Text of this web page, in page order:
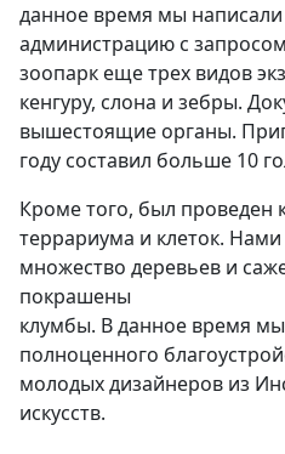
данное время мы
администрацию с
зоопарк еще трех видов
кенгуру, слона и зебры.
вышестоящие органы.
году составил больше 10
Кроме того, был проведен
террариума и клеток.
множество деревьев и
покрашены
клумбы. В данное время
полноценного
молодых дизайнеров из
искусств.